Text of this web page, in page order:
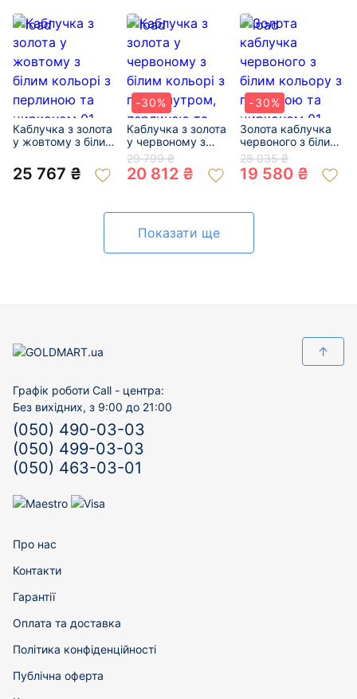
Каблучка з золота
у жовтому з білим
перлиною та
цирконом 01-
25 767 ₴
-30%
Каблучка з золота
у червоному з
білим кольорі з
перламутром,
перлиною та
29 799 ₴
20 812 ₴
-30%
Золота каблучка
червоного з білим
кольору з
перлиною та
цирконом 01-
28 035 ₴
19 580 ₴
Показати ще
↑
Графік роботи Call - центра:
Без вихідних, з 9:00 до 21:00
(050) 490-03-03
(050) 499-03-03
(050) 463-03-01
Про нас
Контакти
Гарантії
Оплата та доставка
Політика конфіденційності
Публічна оферта